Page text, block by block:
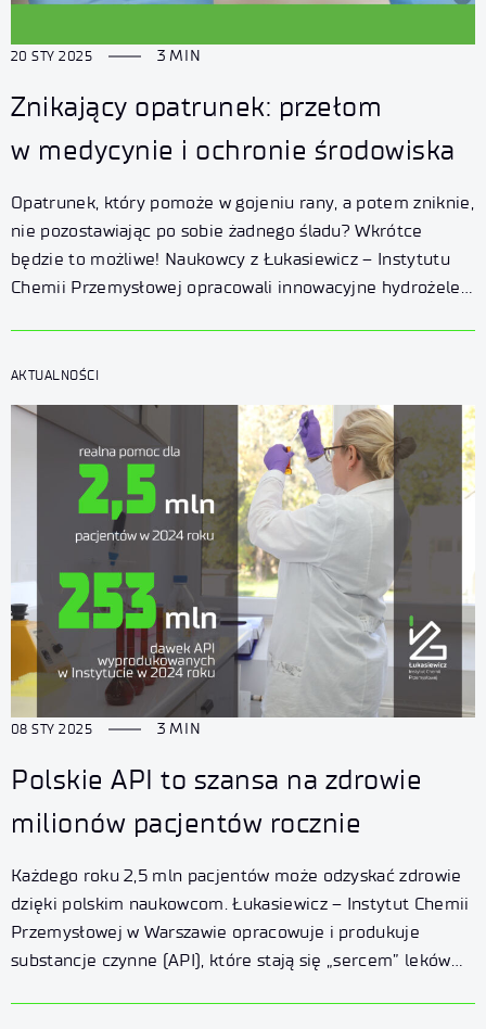
20 STY 2025 3 MIN
Znikający opatrunek: przełom
w medycynie i ochronie środowiska
Opatrunek, który pomoże w gojeniu rany, a potem zniknie,
nie pozostawiając po sobie żadnego śladu? Wkrótce
będzie to możliwe! Naukowcy z Łukasiewicz – Instytutu
Chemii Przemysłowej opracowali innowacyjne hydrożele,
AKTUALNOŚCI
08 STY 2025 3 MIN
Polskie API to szansa na zdrowie
milionów pacjentów rocznie
Każdego roku 2,5 mln pacjentów może odzyskać zdrowie
dzięki polskim naukowcom. Łukasiewicz – Instytut Chemii
Przemysłowej w Warszawie opracowuje i produkuje
substancje czynne (API), które stają się „sercem” leków